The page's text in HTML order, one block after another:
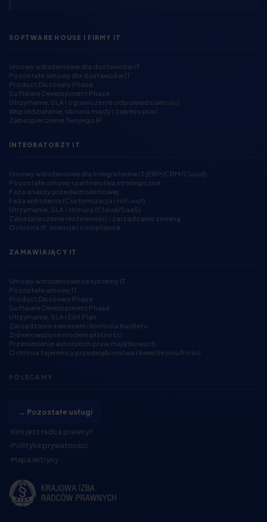
SOFTWARE HOUSE I FIRMY IT
Umowy wdrożeniowe dla dostawców IT
Pozostałe umowy dla dostawców IT
Product Discovery Phase
Software Development Phase
Utrzymanie, SLA i ograniczenie odpowiedzialności
Współdziałanie, obrona marży i zakresu prac
Zabezpieczenie Twojego IP
INTEGRATORZY IT
Umowy wdrożeniowe dla Integratorów IT (ERP/CRM/Cloud)
Pozostałe umowy i partnerstwa strategiczne
Faza analizy przedwdrożeniowej
Faza wdrożenia (Customizacja i roll-out)
Utrzymanie, SLA i chmura (Cloud/SaaS)
Zabezpieczenie rentowności i zarządzanie zmianą
Ochrona IP, licencje i compliance
ZAMAWIAJĄCY IT
Umowy wdrożeniowe na systemy IT
Pozostałe umowy IT
Product Discovery Phase
Software Development Phase
Utrzymanie, SLA i Exit Plan
Zarządzanie zakresem i kontrola budżetu
Zrównoważone modele płatności
Przeniesienie autorskich praw majątkowych
Ochrona tajemnicy przedsiębiorstwa i kwestie poufności
POLECAMY
→ Pozostałe usługi
Kim jest radca prawny?
Polityka prywatności
Mapa witryny